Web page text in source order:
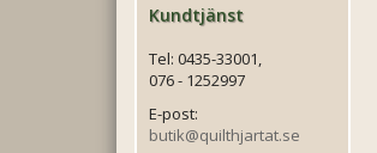
Kundtjänst
Tel: 0435-33001,
076 - 1252997
E-post:
butik@quilthjartat.se